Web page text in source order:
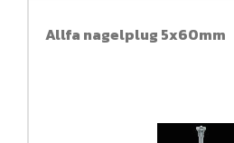
Allfa nagelplug 5x60mm